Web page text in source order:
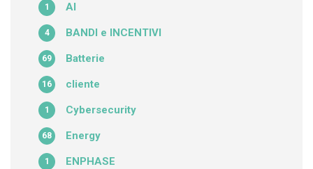
AI
1
BANDI e INCENTIVI
4
Batterie
69
cliente
16
Cybersecurity
1
Energy
68
ENPHASE
1